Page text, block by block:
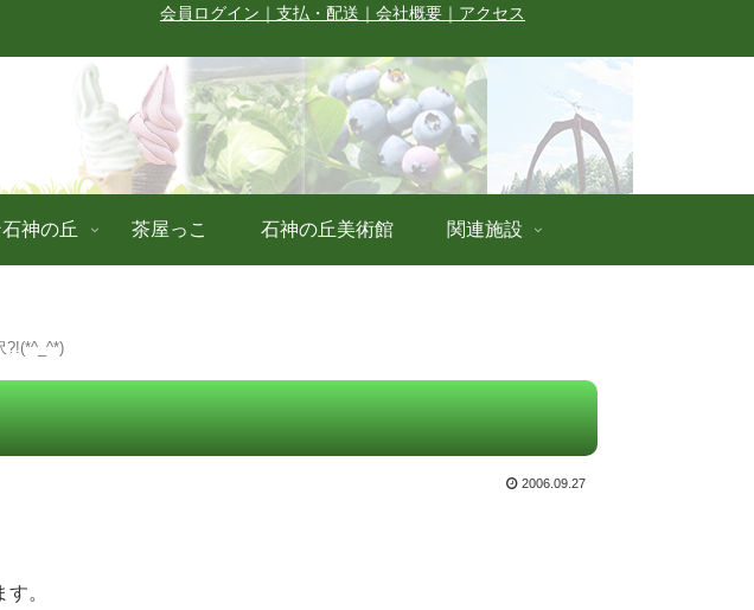
会員ログイン ｜支払・配送 ｜会社概要 ｜アクセス
神の丘 茶屋っこ 石神の丘美術館 関連施設
?!(*^_^*)
2006.09.27
。